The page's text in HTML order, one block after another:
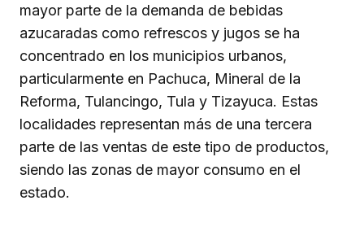
mayor parte de la demanda de bebidas
azucaradas como refrescos y jugos se ha
concentrado en los municipios urbanos,
particularmente en Pachuca, Mineral de la
Reforma, Tulancingo, Tula y Tizayuca. Estas
localidades representan más de una tercera
parte de las ventas de este tipo de productos,
siendo las zonas de mayor consumo en el
estado.